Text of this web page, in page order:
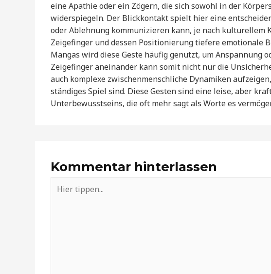
eine Apathie oder ein Zögern, die sich sowohl in der
widerspiegeln. Der Blickkontakt spielt hier eine
oder Ablehnung kommunizieren kann, je nach kulturellem
Zeigefinger und dessen Positionierung tiefere emotionale
Mangas wird diese Geste häufig genutzt, um Anspannung
Zeigefinger aneinander kann somit nicht nur die
auch komplexe zwischenmenschliche Dynamiken
ständiges Spiel sind. Diese Gesten sind eine leise, aber
Unterbewusstseins, die oft mehr sagt als Worte es
Kommentar hinterlassen
tippen...